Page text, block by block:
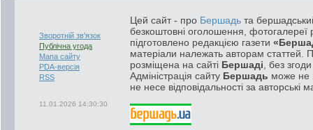
Зворотній зв'язок
Публічна угода
Мапа сайту
PDA-версія
RSS
11.01.2026 14:30:30
Цей сайт - про Бершадь та
безкоштовні оголошення, фотогалереї
підготовлено редакцією газети
матеріали належать авторам статтей.
розміщена на сайті Бершаді , без
Адміністрація сайту Бершадь може не
не несе відповідальності за авторські